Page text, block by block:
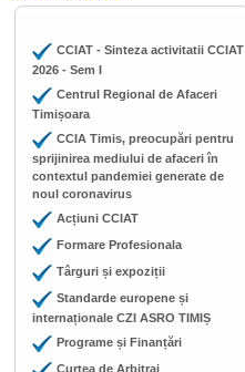
CCIAT - Sinteza activitatii CCIAT
2026 - Sem I
Centrul Regional de Afaceri
Timișoara
CCIA Timis, preocupări pentru
sprijinirea mediului de afaceri în
contextul pandemiei generate de
noul coronavirus
Acțiuni CCIAT
Formare Profesionala
Târguri și expoziții
Standarde europene și
internaționale CZI ASRO TIMIȘ
Programe și Finanțări
Curtea de Arbitraj